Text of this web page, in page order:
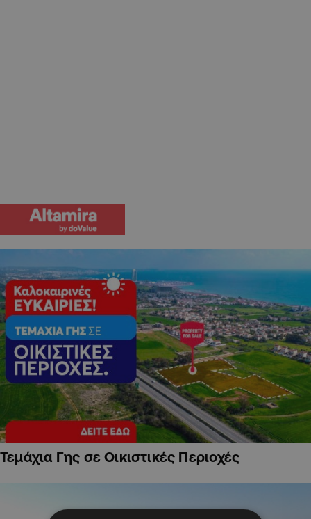
Τεμάχια Γης σε Οικιστικές Περιοχές